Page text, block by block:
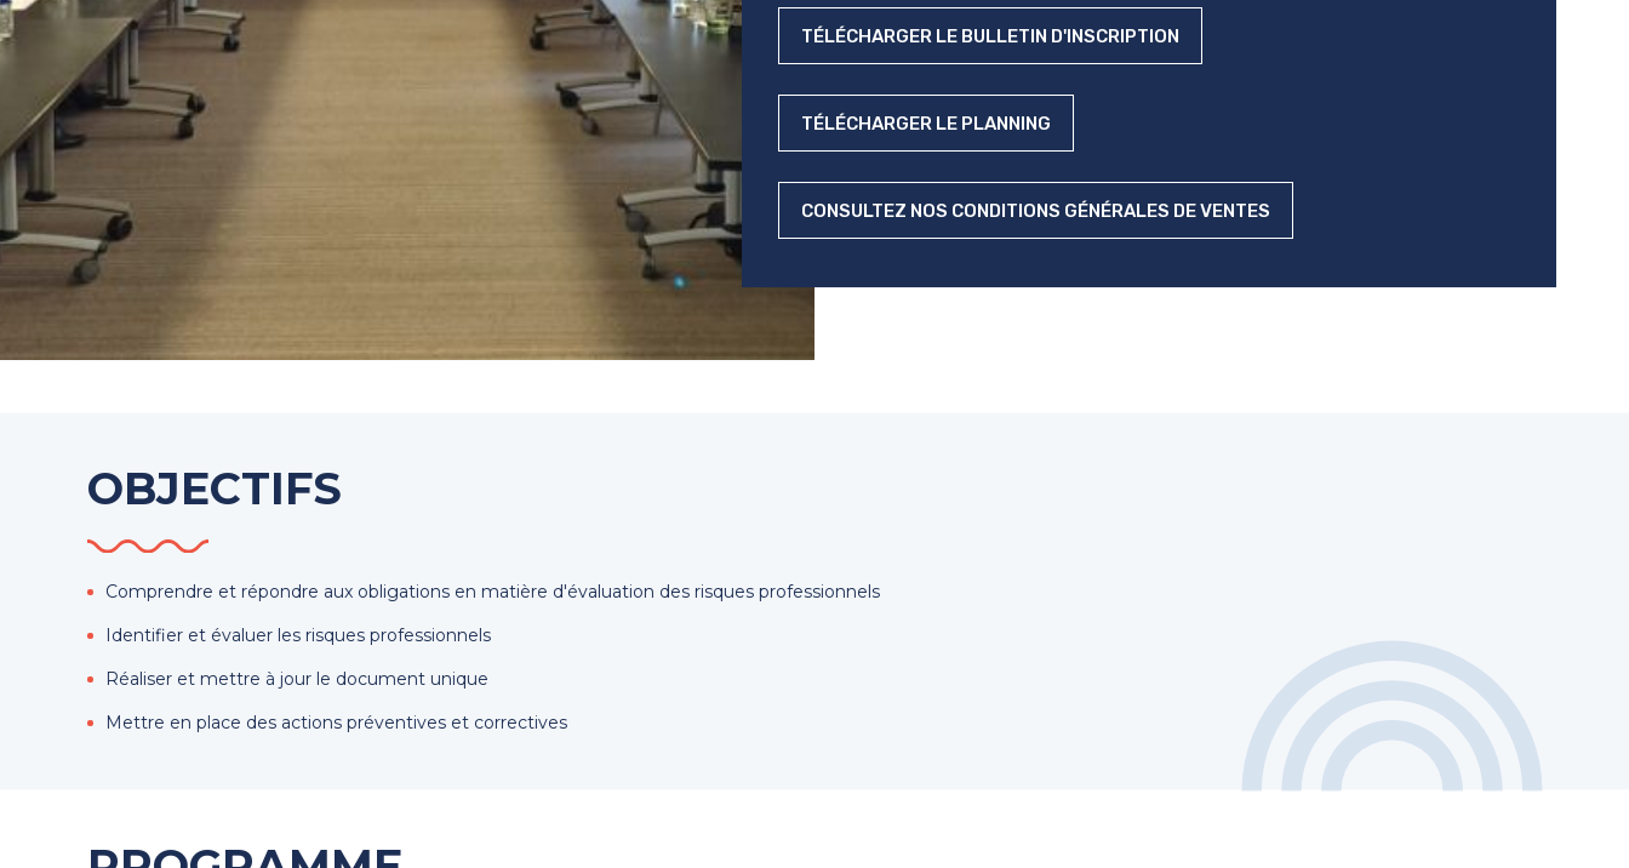
TÉLÉCHARGER LE BULLETIN D'INSCRIPTION
TÉLÉCHARGER LE PLANNING
CONSULTEZ NOS CONDITIONS GÉNÉRALES DE VENTES
OBJECTIFS
Comprendre et répondre aux obligations en matière d'évaluation des risques professionnels
Identifier et évaluer les risques professionnels
Réaliser et mettre à jour le document unique
Mettre en place des actions préventives et correctives